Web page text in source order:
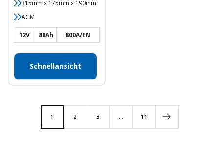
315mm x 175mm x 190mm
AGM
12V 80Ah 800A/EN
Schnellansicht
1 2 3 11